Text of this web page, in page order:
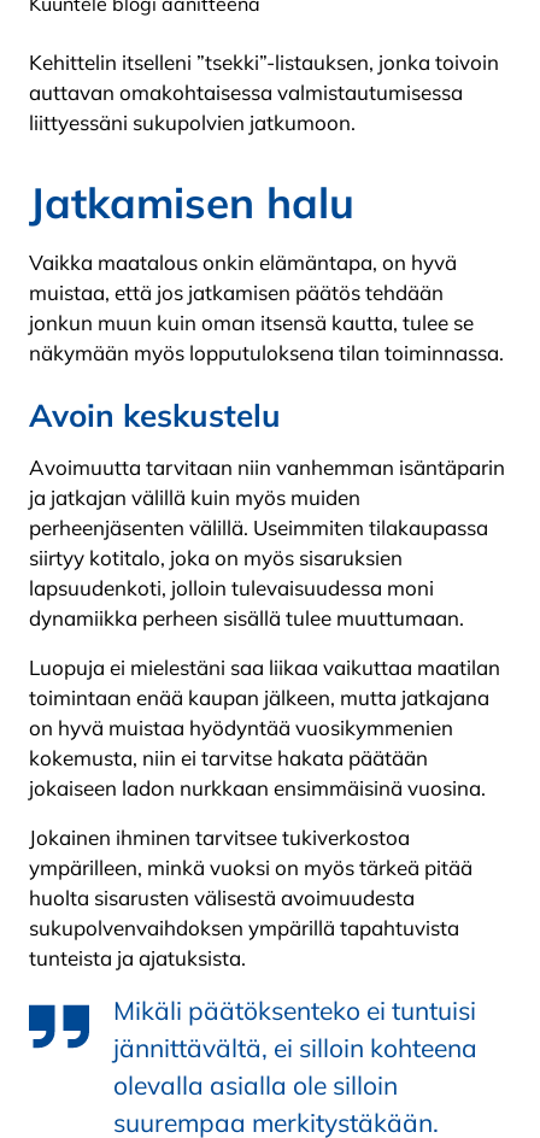
Kehittelin itselleni ”tsekki”-listauksen, jonka toivoin
auttavan omakohtaisessa valmistautumisessa
liittyessäni sukupolvien jatkumoon.
Jatkamisen halu
Vaikka maatalous onkin elämäntapa, on hyvä
muistaa, että jos jatkamisen päätös tehdään
jonkun muun kuin oman itsensä kautta, tulee se
näkymään myös lopputuloksena tilan toiminnassa.
Avoin keskustelu
Avoimuutta tarvitaan niin vanhemman isäntäparin
ja jatkajan välillä kuin myös muiden
perheenjäsenten välillä. Useimmiten tilakaupassa
siirtyy kotitalo, joka on myös sisaruksien
lapsuudenkoti, jolloin tulevaisuudessa moni
dynamiikka perheen sisällä tulee muuttumaan.
Luopuja ei mielestäni saa liikaa vaikuttaa maatilan
toimintaan enää kaupan jälkeen, mutta jatkajana
on hyvä muistaa hyödyntää vuosikymmenien
kokemusta, niin ei tarvitse hakata päätään
jokaiseen ladon nurkkaan ensimmäisinä vuosina.
Jokainen ihminen tarvitsee tukiverkostoa
ympärilleen, minkä vuoksi on myös tärkeä pitää
huolta sisarusten välisestä avoimuudesta
sukupolvenvaihdoksen ympärillä tapahtuvista
tunteista ja ajatuksista.
Mikäli päätöksenteko ei tuntuisi
jännittävältä, ei silloin kohteena
olevalla asialla ole silloin
suurempaa merkitystäkään.